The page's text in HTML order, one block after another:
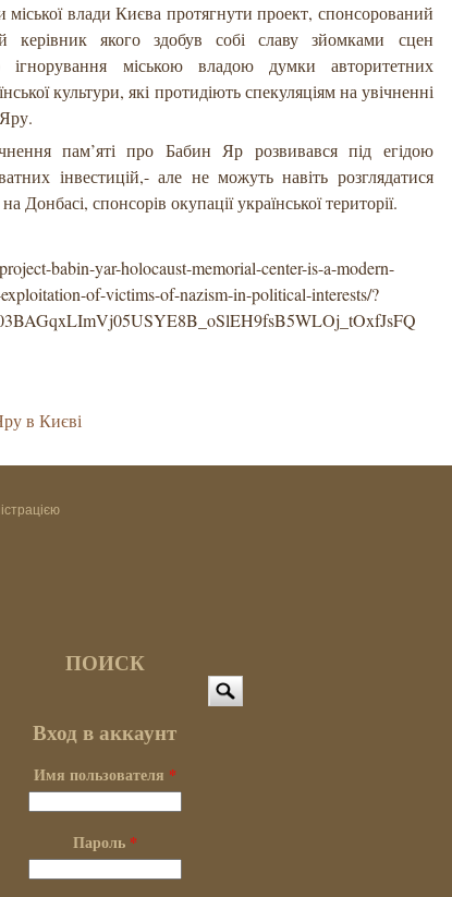
влади Києва протягнути проект, спонсорований
керівник якого здобув собі славу зйомками сцен
міською владою думки авторитетних
культури, які протидіють спекуляціям на увічненні
пам’яті про Бабин Яр розвивався під егідою
інвестицій,- але не можуть навіть розглядатися
Донбасі, спонсорів окупації української території.
babin-yar-holocaust-memorial-center-is-a-modern-
of-victims-of-nazism-in-political-interests/?
в Києві
ПОИСК
Поиск
Вход в аккаунт
Имя пользователя *
Пароль *